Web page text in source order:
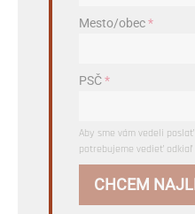
Mesto/obec*
PSČ*
Aby sme vám vedeli
potrebujeme vedieť odkiaľ
CHCEM